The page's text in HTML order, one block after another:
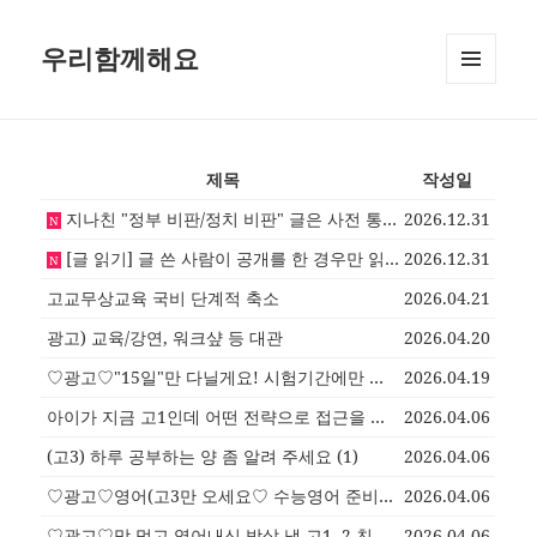
우리함께해요
제목 작성일
N 지나친 "정부 비판/정치 비판" 글은 사전 통보 없이 삭제 합니다. 2026.12.31
N [글 읽기] 글 쓴 사람이 공개를 한 경우만 읽기 가능
2026.12.31
고교무상교육 국비 단계적 축소
2026.04.21
광고) 교육/강연, 워크샾 등 대관
2026.04.20
♡광고♡"15일"만 다닐게요! 시험기간에만 학원 다녀요~
2026.04.19
아이가 지금 고1인데 어떤 전략으로 접근을 해야 하나요?
(1)
2026.04.06
(고3) 하루 공부하는 양 좀 알려 주세요(1)
2026.04.06
♡광고♡영어(고3만 오세요♡ 수능영어 준비할 친구들만) 2026.04.06